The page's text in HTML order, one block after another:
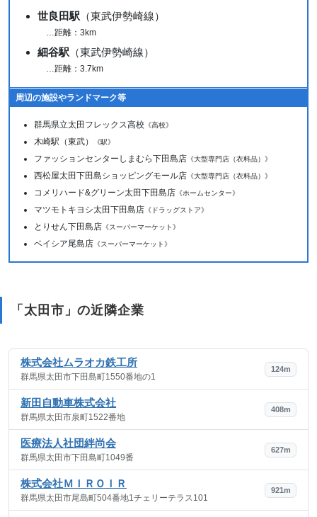
世良田駅 （東武伊勢崎線）
…距離：3km
細谷駅 （東武伊勢崎線）
…距離：3.7km
周辺の施設やランドマーク等
群馬県立太田フレックス高校 《高校》
木崎駅（東武） 《駅》
ファッションセンターしまむら下田島店 《大型専門店（衣料品）》
西松屋太田下田島ショッピングモール店 《大型専門店（衣料品）》
コメリハード&グリーン太田下田島店 《ホームセンター》
マツモトキヨシ太田下田島店 《ドラッグストア》
とりせん下田島店 《スーパーマーケット》
ベイシア尾島店 《スーパーマーケット》
「太田市」の近隣企業
株式会社ムラオカ鉄工所
群馬県太田市下田島町1550番地の1
124m
新田自動車株式会社
群馬県太田市泉町1522番地
408m
医療法人社団絆尚会
群馬県太田市下田島町1049番
627m
株式会社ＭＩＲＯＩＲ
群馬県太田市尾島町504番地1チェリーテラス101
921m